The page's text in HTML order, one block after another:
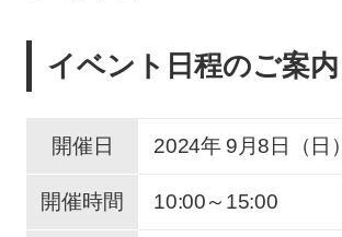
イベント日程のご案内
開催日 2024年 9 月8 日（日）
開催時間 10:00～15:00